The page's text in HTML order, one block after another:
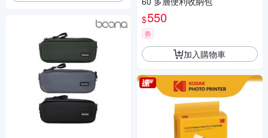
$550
券
加入購物車